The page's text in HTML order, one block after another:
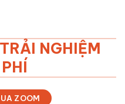
NGHIỆM
ZOOM